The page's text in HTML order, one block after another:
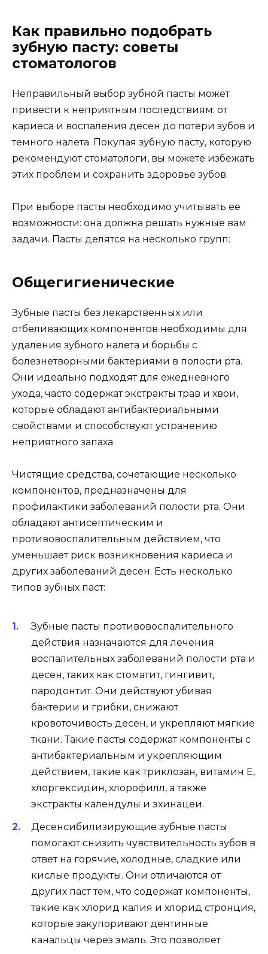
Как правильно подобрать
зубную пасту: советы
стоматологов
Неправильный выбор зубной пасты может
привести к неприятным последствиям: от
кариеса и воспаления десен до потери зубов и
темного налета. Покупая зубную пасту, которую
рекомендуют стоматологи, вы можете избежать
этих проблем и сохранить здоровье зубов.
При выборе пасты необходимо учитывать ее
возможности: она должна решать нужные вам
задачи. Пасты делятся на несколько групп:
Общегигиенические
Зубные пасты без лекарственных или
отбеливающих компонентов необходимы для
удаления зубного налета и борьбы с
болезнетворными бактериями в полости рта.
Они идеально подходят для ежедневного
ухода, часто содержат экстракты трав и хвои,
которые обладают антибактериальными
свойствами и способствуют устранению
неприятного запаха.
Чистящие средства, сочетающие несколько
компонентов, предназначены для
профилактики заболеваний полости рта. Они
обладают антисептическим и
противовоспалительным действием, что
уменьшает риск возникновения кариеса и
других заболеваний десен. Есть несколько
типов зубных паст:
Зубные пасты противовоспалительного
действия назначаются для лечения
воспалительных заболеваний полости рта и
десен, таких как стоматит, гингивит,
пародонтит. Они действуют убивая
бактерии и грибки, снижают
кровоточивость десен, и укрепляют мягкие
ткани. Такие пасты содержат компоненты с
антибактериальным и укрепляющим
действием, такие как триклозан, витамин Е,
хлоргексидин, хлорофилл, а также
экстракты календулы и эхинацеи.
Десенсибилизирующие зубные пасты
помогают снизить чувствительность зубов в
ответ на горячие, холодные, сладкие или
кислые продукты. Они отличаются от
других паст тем, что содержат компоненты,
такие как хлорид калия и хлорид стронция,
которые закупоривают дентинные
канальцы через эмаль. Это позволяет